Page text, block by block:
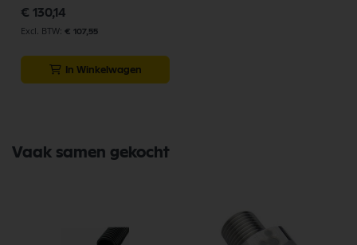
€ 130,14
€ 107,55
In Winkelwagen
Vaak samen gekocht